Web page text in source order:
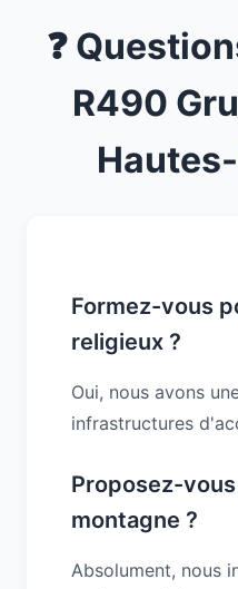
❓
R490
Formez-vous
religieux ?
Oui, nous avons
infrastructures
Proposez-
montagne ?
Absolument, nous